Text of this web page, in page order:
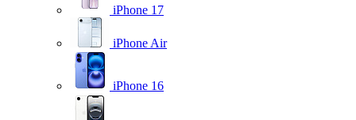
iPhone 17
iPhone Air
iPhone 16